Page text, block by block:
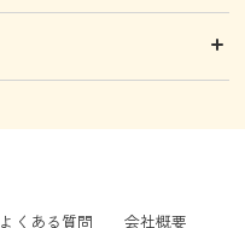
よくある質問 会社概要